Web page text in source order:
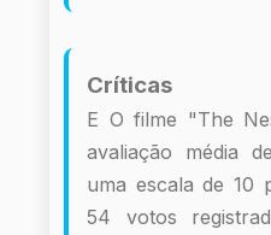
Críticas
E O filme "The
avaliação média
uma escala de 10
54 votos